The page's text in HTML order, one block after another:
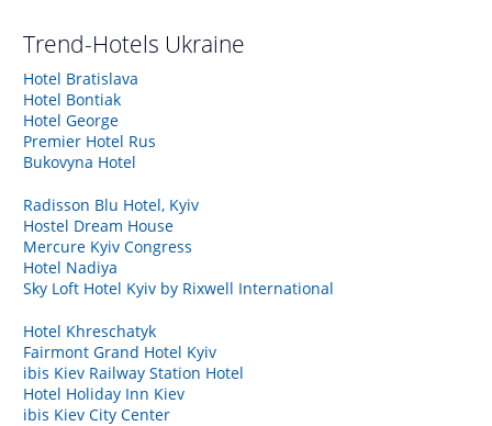
Trend-Hotels Ukraine
Hotel Bratislava
Hotel Bontiak
Hotel George
Premier Hotel Rus
Bukovyna Hotel
Radisson Blu Hotel, Kyiv
Hostel Dream House
Mercure Kyiv Congress
Hotel Nadiya
Sky Loft Hotel Kyiv by Rixwell International
Hotel Khreschatyk
Fairmont Grand Hotel Kyiv
ibis Kiev Railway Station Hotel
Hotel Holiday Inn Kiev
ibis Kiev City Center